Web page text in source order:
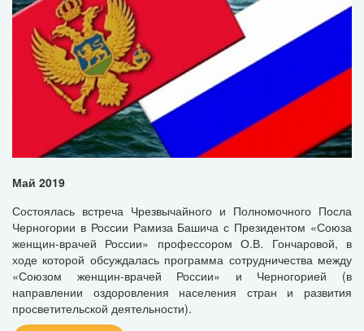
Май 2019
Состоялась встреча Чрезвычайного и Полномочного Посла
Черногории в России Рамиза Башича с Президентом «Союза
женщин-врачей России» профессором О.В. Гончаровой, в
ходе которой обсуждалась программа сотрудничества между
«Союзом женщин-врачей России» и Черногорией (в
направлении оздоровления населения стран и развития
просветительской деятельности).